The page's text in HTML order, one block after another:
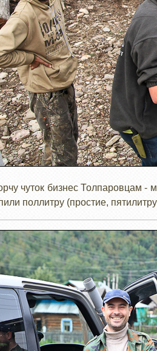
чуток бизнес Толпаровцам -
поллитру (простие,